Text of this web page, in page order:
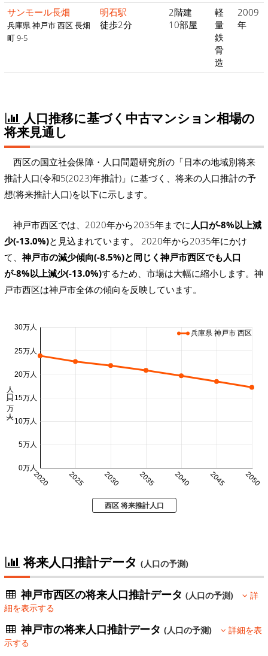
サンモール長畑
兵庫県 神戸市 西区 長畑
町 9-5
明石駅
徒歩2分
2階建
10部屋
軽
量
鉄
骨
造
2009
年
人口推移に基づく中古マンション相場の
将来見通し
西区の国立社会保障・人口問題研究所の「日本の地域別将来
推計人口(令和5(2023)年推計)」に基づく、将来の人口推計の予
想(将来推計人口)を以下に示します。
神戸市西区では、2020年から2035年までに 人口が-8%以上減
少(-13.0%)と見込まれています。 2020年から2035年にかけ
て、 神戸市の減少傾向(-8.5%)と同じく神戸市西区でも人口
が-8%以上減少(-13.0%)するため、市場は大幅に縮小します。神
戸市西区は神戸市全体の傾向を反映しています。
2020 2025 2030 2035 2040 2045 2050
0万人
5万人
10万人
15万人
20万人
25万人
30万人
人口 (万人)
兵庫県 神戸市 西区
西区 将来推計人口
将来人口推計データ (人口の予測)
神戸市西区の将来人口推計データ(人口の予測)
詳
細を表示する
神戸市の将来人口推計データ(人口の予測)
詳細を表
示する